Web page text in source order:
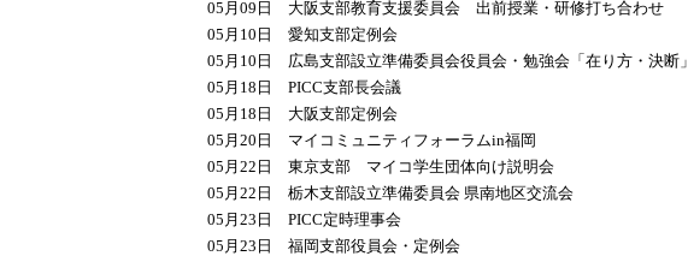
05月09日 大阪支部教育支援委員会 出前授業・研修打ち合わせ
05月10日 愛知支部定例会
05月10日 広島支部設立準備委員会役員会・勉強会「在り方・決断」
05月18日 PICC支部長会議
05月18日 大阪支部定例会
05月20日 マイコミュニティフォーラムin福岡
05月22日 東京支部 マイコ学生団体向け説明会
05月22日 栃木支部設立準備委員会 県南地区交流会
05月23日 PICC定時理事会
05月23日 福岡支部役員会・定例会